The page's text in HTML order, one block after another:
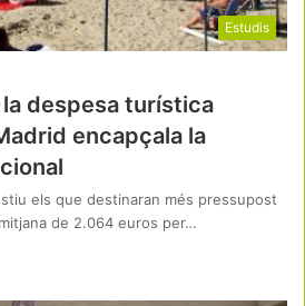
Estudis
despesa turística
encapçala la
els que destinaran més pressupost
de 2.064 euros per…